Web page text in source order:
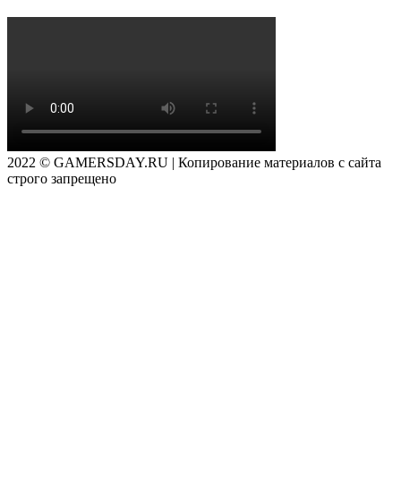
2022 © GAMERSDAY.RU | Копирование материалов с сайта
строго запрещено